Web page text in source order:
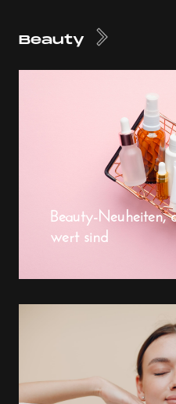
Beauty
Beauty-Neuheiten,
wert sind